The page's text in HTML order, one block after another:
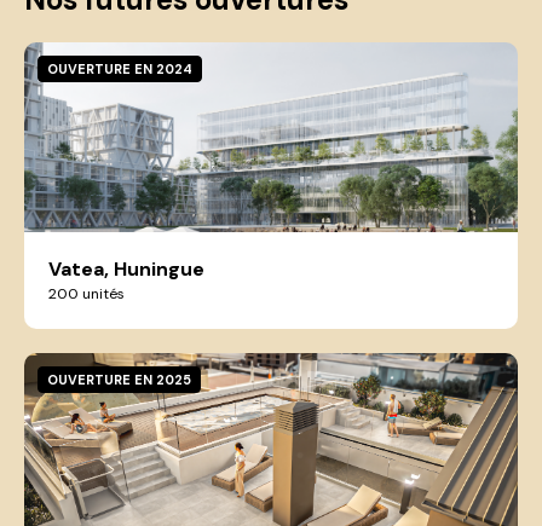
Vatea, Huningue
200 unités
OUVERTURE EN 2024
OUVERTURE EN 2025